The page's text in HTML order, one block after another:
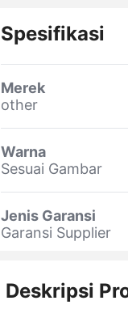
Spesifikasi
Merek
other
Warna
Sesuai Gambar
Jenis Garansi
Garansi Supplier
Deskripsi